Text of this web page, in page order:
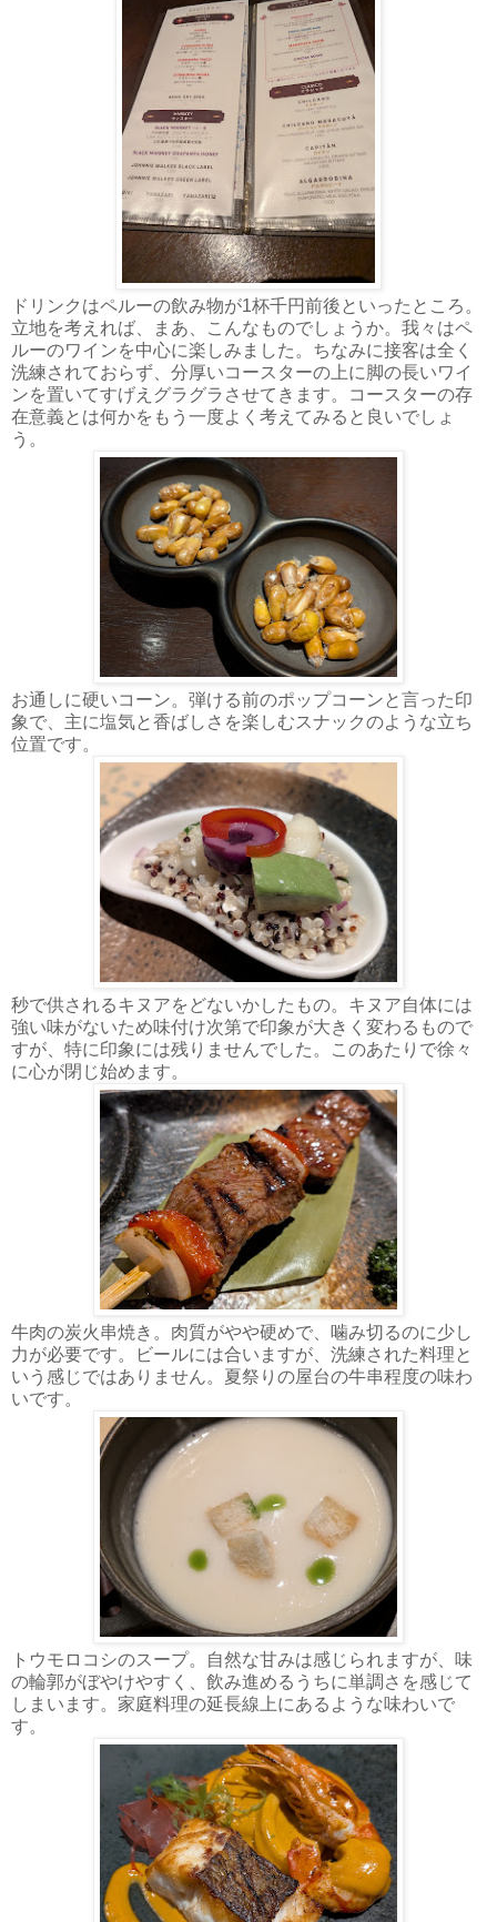
ドリンクはペルーの飲み物が1杯千円前後といったところ。
立地を考えれば、まあ、こんなものでしょうか。我々はペ
ルーのワインを中心に楽しみました。ちなみに接客は全く
洗練されておらず、分厚いコースターの上に脚の長いワイ
ンを置いてすげえグラグラさせてきます。コースターの存
在意義とは何かをもう一度よく考えてみると良いでしょ
う。
お通しに硬いコーン。弾ける前のポップコーンと言った印
象で、主に塩気と香ばしさを楽しむスナックのような立ち
位置です。
秒で供されるキヌアをどないかしたもの。キヌア自体には
強い味がないため味付け次第で印象が大きく変わるもので
すが、特に印象には残りませんでした。このあたりで徐々
に心が閉じ始めます。
牛肉の炭火串焼き。肉質がやや硬めで、噛み切るのに少し
力が必要です。ビールには合いますが、洗練された料理と
いう感じではありません。夏祭りの屋台の牛串程度の味わ
いです。
トウモロコシのスープ。自然な甘みは感じられますが、味
の輪郭がぼやけやすく、飲み進めるうちに単調さを感じて
しまいます。家庭料理の延長線上にあるような味わいで
す。